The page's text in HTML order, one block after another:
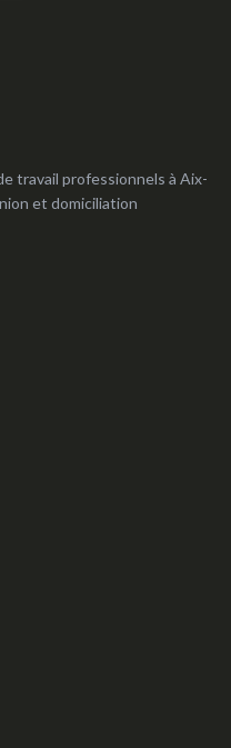
travail professionnels à Aix-
et domiciliation